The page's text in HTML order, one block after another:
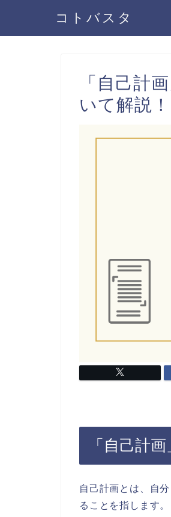
コトバスタ
「自己計
いて解説！
「自己計
自己計画とは、自
ることを指します。